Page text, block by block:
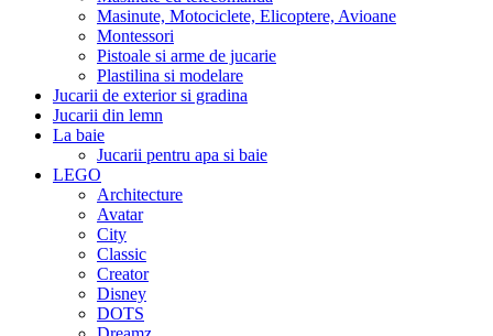
Masinute, Motociclete, Elicoptere, Avioane
Montessori
Pistoale si arme de jucarie
Plastilina si modelare
Jucarii de exterior si gradina
Jucarii din lemn
La baie
Jucarii pentru apa si baie
LEGO
Architecture
Avatar
City
Classic
Creator
Disney
DOTS